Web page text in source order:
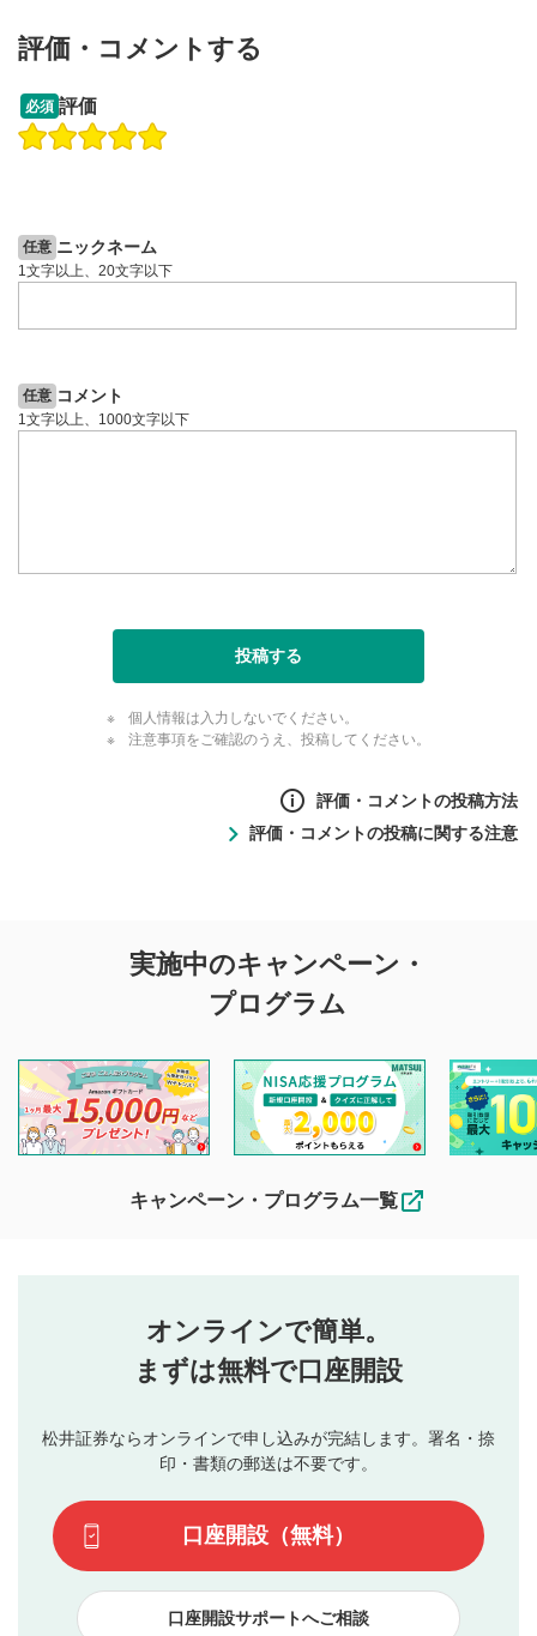
操作説明動画
評価・コメントする
必須 評価
任意 ニックネーム
1文字以上、20文字以下
任意 コメント
1文字以上、1000文字以下
投稿する
個人情報は入力しないでください。
注意事項をご確認のうえ、投稿してください。
評価・コメントの投稿方法
投稿するボタン
星で評価をすると投稿できます。（お名前とコメント
3
動画の評価
です）
評価・コメントの投稿に関する注意
投稿に関する注意
を目的として、各動画コンテンツに、評価およびコメントの
投稿ができます。利用者は以下の注意事項をご理解のうえ、
閲覧および投稿を行うものとしてください。
他の利用者が動画を視聴される際の参考になるコメントをお
待ちしております。
なお、投稿をもって、本注意事項に同意されたものとみなし
行ってください。
当社は、利用者同士、もしくは利用者と第三者間のトラ
ブルによって生じた損害に対して一切の責任を負いませ
評価およびコメントは当社にて審査のうえ、掲載となり
ます。掲載されるまでに日数がかかる場合や掲載されない
てはお答えできません。各動画コンテンツへの掲載をもっ
て結果のご連絡といたします。ご了承ください。
下記の項目に該当すると判断された投稿内容は、掲載を
見合わせる場合がございます。
本動画コンテンツとは無関係の内容の投稿
実施中のキャンペーン・
プログラム
キャンペーン・プログラム一覧
オンラインで簡単。
まずは無料で口座開設
松井証券ならオンラインで申し込みが完結します。署名・捺
印・書類の郵送は不要です。
口座開設（無料）
口座開設サポートへご相談